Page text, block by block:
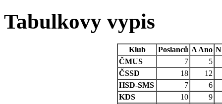
Tabulkovy vypis
Klub Poslanců A Ano N
ČMUS
7
5
ČSSD
18
12
HSD-SMS
7
6
KDS
10
9